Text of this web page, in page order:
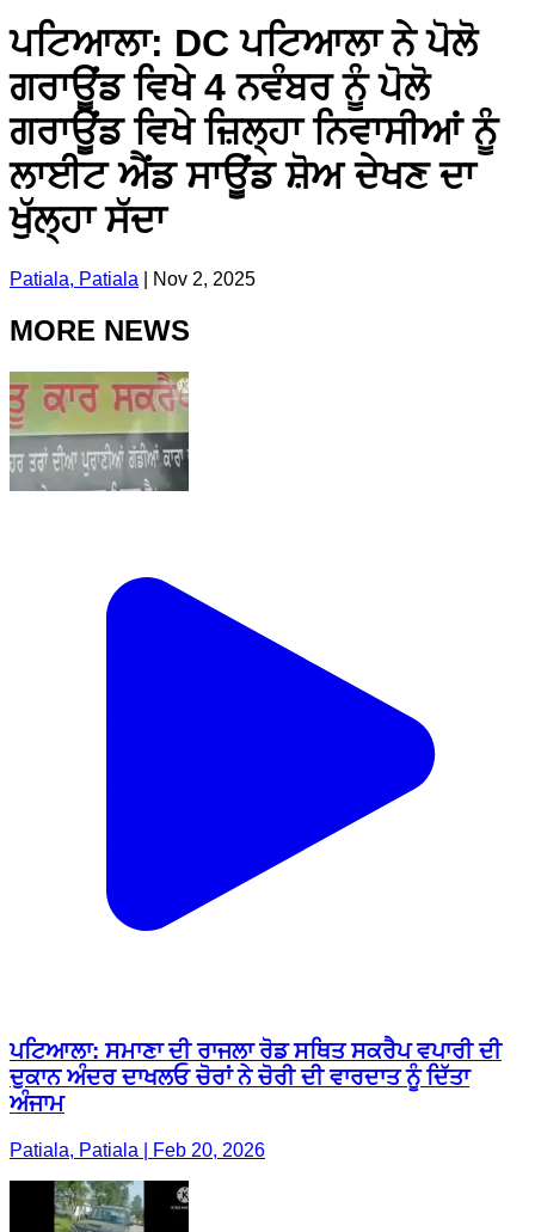
ਪਟਿਆਲਾ: DC ਪਟਿਆਲਾ ਨੇ ਪੋਲੋ
ਗਰਾਊਂਡ ਵਿਖੇ 4 ਨਵੰਬਰ ਨੂੰ ਪੋਲੋ
ਗਰਾਊਂਡ ਵਿਖੇ ਜ਼ਿਲ੍ਹਾ ਨਿਵਾਸੀਆਂ ਨੂੰ
ਲਾਈਟ ਐਂਡ ਸਾਊਂਡ ਸ਼ੋਅ ਦੇਖਣ ਦਾ
ਖੁੱਲ੍ਹਾ ਸੱਦਾ
Patiala, Patiala Nov 2, 2025
MORE NEWS
ਪਟਿਆਲਾ: ਸਮਾਣਾ ਦੀ ਰਾਜਲਾ ਰੋਡ ਸਥਿਤ ਸਕਰੈਪ ਵਪਾਰੀ ਦੀ
ਦੁਕਾਨ ਅੰਦਰ ਦਾਖਲਓ ਚੋਰਾਂ ਨੇ ਚੋਰੀ ਦੀ ਵਾਰਦਾਤ ਨੂੰ ਦਿੱਤਾ
ਅੰਜਾਮ
Patiala, Patiala | Feb 20, 2026